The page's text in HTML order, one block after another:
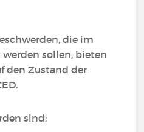
die im
sollen, bieten
den Zustand der
sind: